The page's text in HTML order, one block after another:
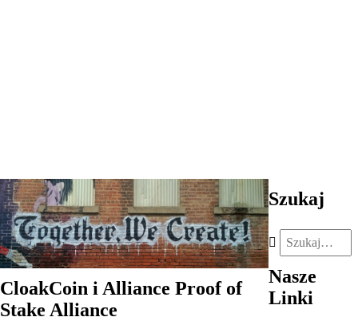
CloakCoin i Alliance Proof of
Stake Alliance
Szukaj
Nasze
Linki